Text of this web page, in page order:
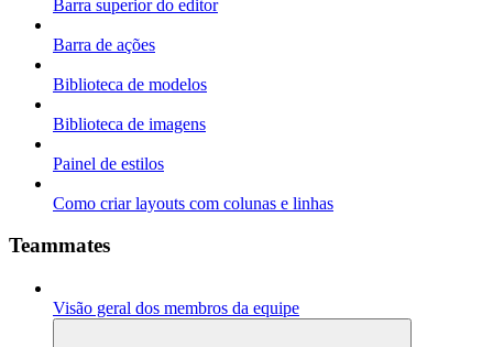
Barra superior do editor
Barra de ações
Biblioteca de modelos
Biblioteca de imagens
Painel de estilos
Como criar layouts com colunas e linhas
Teammates
Visão geral dos membros da equipe